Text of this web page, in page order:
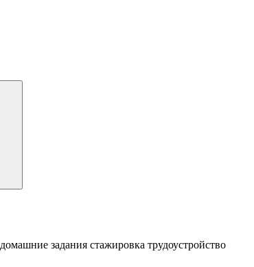
домашние задания стажировка трудоустройство